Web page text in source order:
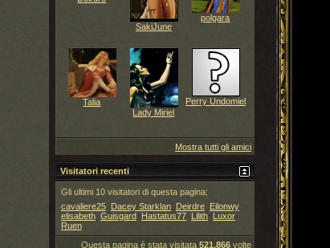
SakiJune
polgara
Talia
Lady Miriel
Perry Undomiel
Mostra tutti gli amici
Visitatori recenti
Gli ultimi 10 visitatori di questa pagina:
cavaliere25 Dacey Starklan Deirdre Eilonwy
elisabeth Guisgard Hastatus77 Lilith Luxor
Ruen
Questa pagina è stata visitata 521,866volte